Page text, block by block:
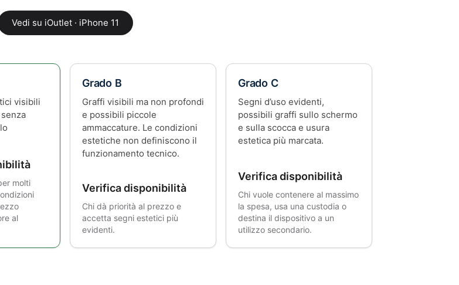
Vedi su iOutlet · iPhone 11
visibili
molti
al
Grado B
Graffi visibili ma non profondi
e possibili piccole
ammaccature. Le condizioni
estetiche non definiscono il
funzionamento tecnico.
Verifica disponibilità
Chi dà priorità al prezzo e
accetta segni estetici più
evidenti.
Grado C
Segni d’uso evidenti,
possibili graffi sullo schermo
e sulla scocca e usura
estetica più marcata.
Verifica disponibilità
Chi vuole contenere al massimo
la spesa, usa una custodia o
destina il dispositivo a un
utilizzo secondario.